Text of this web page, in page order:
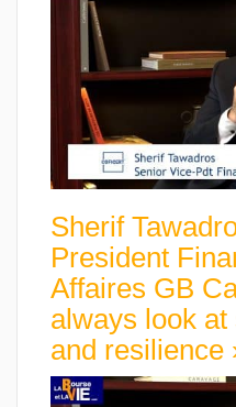
Sherif
President
Affaires GB
always look
and resilience